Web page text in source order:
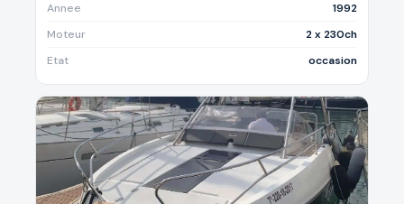
Annee
1992
Moteur
2 x 230ch
Etat
occasion